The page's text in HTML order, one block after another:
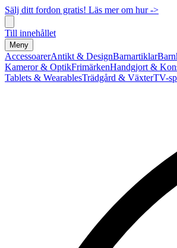
Sälj ditt fordon gratis! Läs mer om hur ->
Till innehållet
Meny
AccessoarerAntikt & DesignBarnartiklar
Kameror & OptikFrimärkenHandgjort &
Tablets & WearablesTrädgård & VäxterTV-